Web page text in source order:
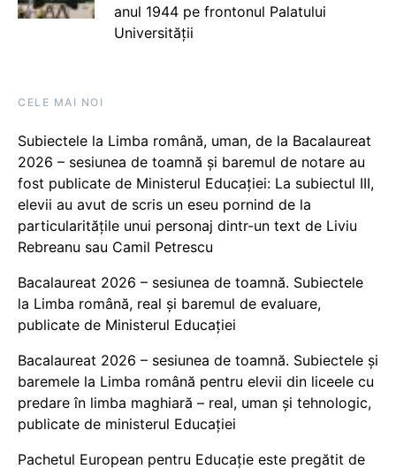
anul 1944 pe frontonul Palatului
Universității
CELE MAI NOI
Subiectele la Limba română, uman, de la Bacalaureat
2026 – sesiunea de toamnă și baremul de notare au
fost publicate de Ministerul Educației: La subiectul III,
elevii au avut de scris un eseu pornind de la
particularitățile unui personaj dintr-un text de Liviu
Rebreanu sau Camil Petrescu
Bacalaureat 2026 – sesiunea de toamnă. Subiectele
la Limba română, real și baremul de evaluare,
publicate de Ministerul Educației
Bacalaureat 2026 – sesiunea de toamnă. Subiectele și
baremele la Limba română pentru elevii din liceele cu
predare în limba maghiară – real, uman și tehnologic,
publicate de ministerul Educației
Pachetul European pentru Educație este pregătit de